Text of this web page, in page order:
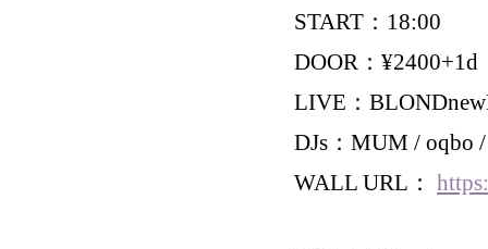
START：18:00
DOOR：¥2400+1d
LIVE：
DJs：MUM / oqbo
WALL URL：